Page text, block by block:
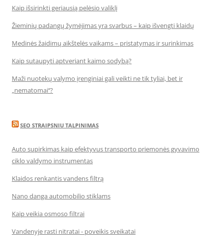
Kaip išsirinkti geriausią pelėsio valiklį
Žieminių padangų žymėjimas yra svarbus – kaip išvengti klaidų
Medinės žaidimų aikštelės vaikams – pristatymas ir surinkimas
Kaip sutaupyti aptveriant kaimo sodybą?
Maži nuotekų valymo įrenginiai gali veikti ne tik tyliai, bet ir
„nematomai‘‘?
SEO STRAIPSNIU TALPINIMAS
Auto supirkimas kaip efektyvus transporto priemonės gyvavimo
ciklo valdymo instrumentas
Klaidos renkantis vandens filtrą
Nano danga automobilio stiklams
Kaip veikia osmoso filtrai
Vandenyje rasti nitratai - poveikis sveikatai